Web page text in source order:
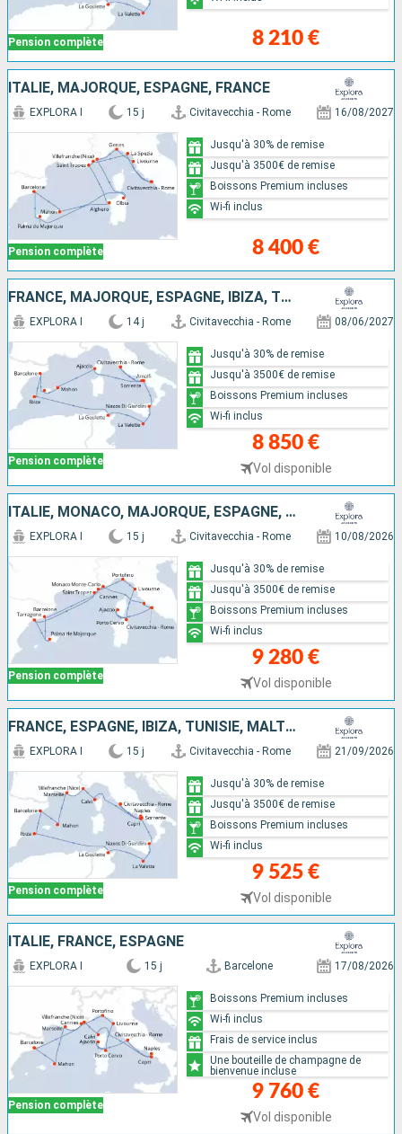
Pension complète 8 210 €
ITALIE, MAJORQUE, ESPAGNE, FRANCE
Pension complète
EXPLORA I 15 j Civitavecchia - Rome 16/08/2027
8 400 €
Jusqu'à 30% de remise
Jusqu'à 3500€ de remise
Boissons Premium incluses
Wi-fi inclus
FRANCE, MAJORQUE, ESPAGNE, IBIZA, TUNISIE, MALTE, ITALIE
Pension complète
EXPLORA I 14 j Civitavecchia - Rome 08/06/2027
8 850 €
Vol disponible
Jusqu'à 30% de remise
Jusqu'à 3500€ de remise
Boissons Premium incluses
Wi-fi inclus
ITALIE, MONACO, MAJORQUE, ESPAGNE, FRANCE
Pension complète
EXPLORA I 15 j Civitavecchia - Rome 10/08/2026
9 280 €
Vol disponible
Jusqu'à 30% de remise
Jusqu'à 3500€ de remise
Boissons Premium incluses
Wi-fi inclus
FRANCE, ESPAGNE, IBIZA, TUNISIE, MALTE, ITALIE
Pension complète
EXPLORA I 15 j Civitavecchia - Rome 21/09/2026
9 525 €
Vol disponible
Jusqu'à 30% de remise
Jusqu'à 3500€ de remise
Boissons Premium incluses
Wi-fi inclus
ITALIE, FRANCE, ESPAGNE
Pension complète
EXPLORA I 15 j Barcelone 17/08/2026
9 760 €
Vol disponible
Boissons Premium incluses
Wi-fi inclus
Frais de service inclus
Une bouteille de champagne de
bienvenue incluse